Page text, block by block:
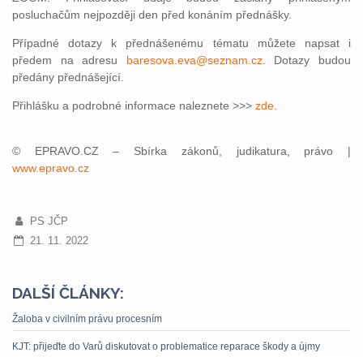
posluchačům nejpozději den před konáním přednášky.
Případné dotazy k přednášenému tématu můžete napsat i
předem na adresu baresova.eva@seznam.cz. Dotazy budou
předány přednášející.
Přihlášku a podrobné informace naleznete >>> zde.
© EPRAVO.CZ – Sbírka zákonů, judikatura, právo |
www.epravo.cz
PS JČP
21. 11. 2022
DALŠÍ ČLÁNKY:
Žaloba v civilním právu procesním
KJT: přijeďte do Varů diskutovat o problematice reparace škody a újmy